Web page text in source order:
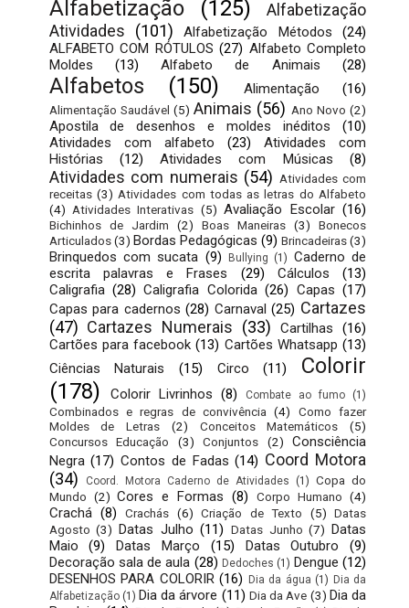
Alfabetização (125)
Alfabetização
Atividades
(101) Alfabetização Métodos
(24)
ALFABETO COM RÓTULOS (27) Alfabeto Completo
Moldes
(13) Alfabeto de Animais (28)
Alfabetos (150) Alimentação (16)
Alimentação Saudável (5) Animais (56) Ano Novo (2)
Apostila de desenhos e moldes inéditos
(10)
Atividades com alfabeto
(23)
Atividades com
Histórias
(12) Atividades com Músicas (8)
Atividades com numerais (54) Atividades com
receitas (3) Atividades com todas as letras do Alfabeto
(4) Atividades Interativas (5) Avaliação Escolar (16)
Bichinhos de Jardim (2) Boas Maneiras (3)
Bonecos
Articulados (3) Bordas Pedagógicas (9) Brincadeiras(3)
Brinquedos com sucata (9) Bullying (1) Caderno de
escrita palavras e Frases
(29) Cálculos
(13)
Caligrafia (28) Caligrafia Colorida (26) Capas (17)
Capas para cadernos (28) Carnaval (25) Cartazes
(47) Cartazes Numerais (33) Cartilhas
(16)
Cartões para facebook (13) Cartões Whatsapp (13)
Ciências Naturais
(15) Circo (11)
Colorir
(178)
Colorir Livrinhos (8) Combate ao fumo (1)
Combinados e regras de convivência (4)
Como fazer
Moldes de Letras
(2) Conceitos Matemáticos
(5)
Concursos Educação
(3) Conjuntos (2)
Consciência
Negra (17) Contos de Fadas (14) Coord Motora
(34)
Coord. Motora Caderno de Atividades (1) Copa do
Mundo (2) Cores e Formas (8) Corpo Humano (4)
Crachá (8) Crachás (6) Criação de Texto (5) Datas
Agosto (3) Datas Julho (11) Datas Junho (7) Datas
Maio
(9) Datas Março (15) Datas Outubro
(9)
Decoração sala de aula (28) Dedoches (1) Dengue (12)
DESENHOS PARA COLORIR (16) Dia da água (1) Dia da
Alfabetização (1) Dia da árvore (11) Dia da Ave (3) Dia da